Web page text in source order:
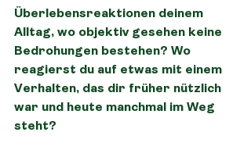
Überlebensreaktionen deinem
Alltag, wo objektiv gesehen keine
Bedrohungen bestehen? Wo
reagierst du auf etwas mit einem
Verhalten, das dir früher nützlich
war und heute manchmal im Weg
steht?